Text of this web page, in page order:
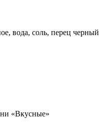
вода, соль, перец черный
«Вкусные»